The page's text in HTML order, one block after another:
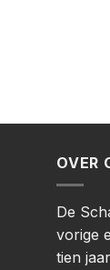
OVER
De
vorige
tien